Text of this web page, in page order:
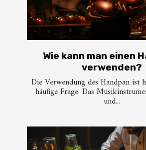
Wie kann man einen
verwenden?
Die Verwendung des Handpan ist
häufige Frage. Das
und...